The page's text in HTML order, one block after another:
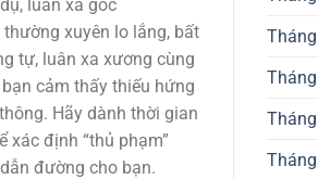
luân xa gốc
xuyên lo lắng, bất
tự, luân xa xương cùng
cảm thấy thiếu hứng
Hãy dành thời gian
định “thủ phạm”
đường cho bạn.